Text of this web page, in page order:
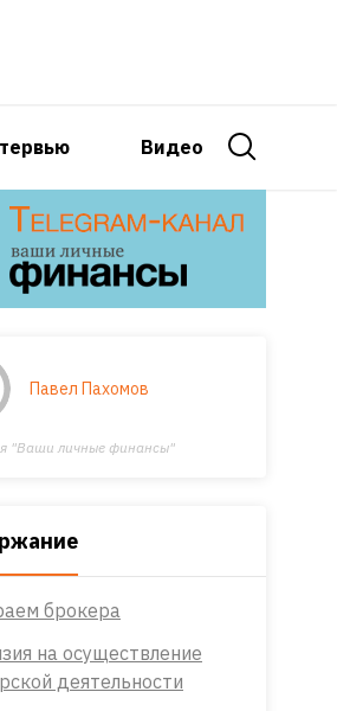
Видео
Павел Пахомов
"Ваши личные финансы"
брокера
на осуществление
деятельности